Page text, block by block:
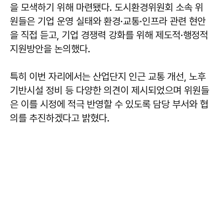
을 모색하기 위해 마련됐다. 도시환경위원회 소속 위
원들은 기업 운영 실태와 환경·교통·인프라 관련 현안
을 직접 듣고, 기업 경쟁력 강화를 위해 제도적·행정적
지원방안을 논의했다.
특히 이번 자리에서는 산업단지 인근 교통 개선, 노후
기반시설 정비 등 다양한 의견이 제시되었으며 위원들
은 이를 시정에 적극 반영할 수 있도록 담당 부서와 협
의를 추진하겠다고 밝혔다.